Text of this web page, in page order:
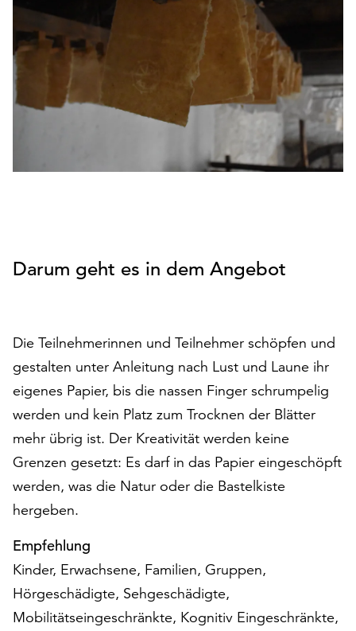
den
Betrieb
der
Seite
notwendig
sind
solche,
Statistikzwecken
Klicken
auf
„Alle
akzeptieren“,
alle
Cookies
zu
akzeptieren.
Sie
können
Ihr
Einverständnis
jederzeit
ändern
Darum geht es in dem Angebot
Die Teilnehmerinnen und Teilnehmer schöpfen und
gestalten unter Anleitung nach Lust und Laune ihr
eigenes Papier, bis die nassen Finger schrumpelig
werden und kein Platz zum Trocknen der Blätter
mehr übrig ist. Der Kreativität werden keine
Grenzen gesetzt: Es darf in das Papier eingeschöpft
werden, was die Natur oder die Bastelkiste
hergeben.
Empfehlung
Kinder, Erwachsene, Familien, Gruppen,
Hörgeschädigte, Sehgeschädigte,
Mobilitätseingeschränkte, Kognitiv Eingeschränkte,